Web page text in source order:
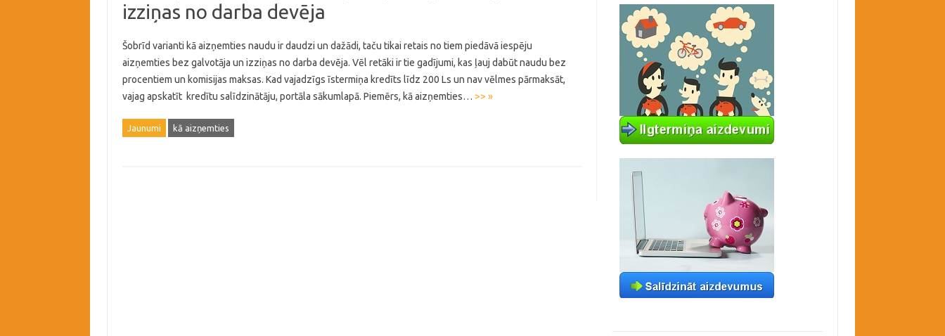
izziņas no darba devēja
Šobrīd varianti kā aizņemties naudu ir daudzi un dažādi, taču tikai retais no tiem piedāvā iespēju
aizņemties bez galvotāja un izziņas no darba devēja. Vēl retāki ir tie gadījumi, kas ļauj dabūt naudu bez
procentiem un komisijas maksas. Kad vajadzīgs īstermiņa kredīts līdz 200 Ls un nav vēlmes pārmaksāt,
vajag apskatīt kredītu salīdzinātāju, portāla sākumlapā. Piemērs, kā aizņemties… >> »
Jaunumi kā aizņemties